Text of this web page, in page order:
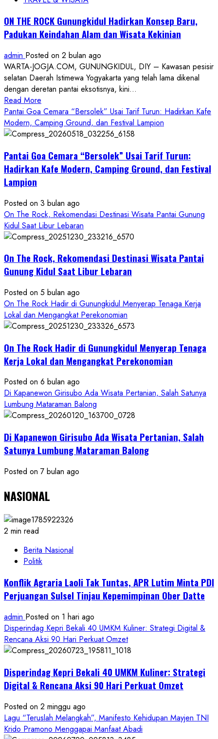
ON THE ROCK Gunungkidul Hadirkan Konsep Baru,
Padukan Keindahan Alam dan Wisata Kekinian
admin Posted on 2 bulan ago
WARTA-JOGJA.COM, GUNUNGKIDUL, DIY – Kawasan pesisir
selatan Daerah Istimewa Yogyakarta yang telah lama dikenal
dengan deretan pantai eksotisnya, kini...
Read More
more
about
ON
ROCK
Gunungkidul
Baru,
Padukan
Keindahan
Alam
Wisata
Kekinian
Pantai Goa Cemara “Bersolek” Usai Tarif Turun: Hadirkan Kafe
Modern, Camping Ground, dan Festival Lampion
Pantai Goa Cemara “Bersolek” Usai Tarif Turun:
Hadirkan Kafe Modern, Camping Ground, dan Festival
Lampion
Posted on 3 bulan ago
On The Rock, Rekomendasi Destinasi Wisata Pantai Gunung
Kidul Saat Libur Lebaran
On The Rock, Rekomendasi Destinasi Wisata Pantai
Gunung Kidul Saat Libur Lebaran
Posted on 5 bulan ago
On The Rock Hadir di Gunungkidul Menyerap Tenaga Kerja
Lokal dan Mengangkat Perekonomian
On The Rock Hadir di Gunungkidul Menyerap Tenaga
Kerja Lokal dan Mengangkat Perekonomian
Posted on 6 bulan ago
Di Kapanewon Girisubo Ada Wisata Pertanian, Salah Satunya
Lumbung Mataraman Balong
Di Kapanewon Girisubo Ada Wisata Pertanian, Salah
Satunya Lumbung Mataraman Balong
Posted on 7 bulan ago
NASIONAL
2 min read
Berita Nasional
Politik
Konflik Agraria Laoli Tak Tuntas, APR Lutim Minta PDI
Perjuangan Sulsel Tinjau Kepemimpinan Ober Datte
admin Posted on 1 hari ago
Disperindag Kepri Bekali 40 UMKM Kuliner: Strategi Digital &
Rencana Aksi 90 Hari Perkuat Omzet
Disperindag Kepri Bekali 40 UMKM Kuliner: Strategi
Digital & Rencana Aksi 90 Hari Perkuat Omzet
Posted on 2 minggu ago
Lagu “Teruslah Melangkah”, Manifesto Kehidupan Mayjen TNI
Krido Pramono Menggapai Manfaat Abadi